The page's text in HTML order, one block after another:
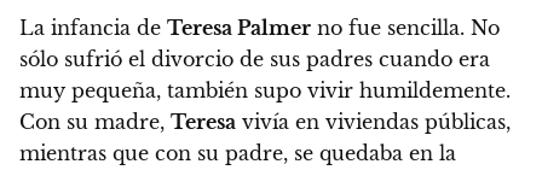
La infancia de Teresa Palmer no fue sencilla. No
sólo sufrió el divorcio de sus padres cuando era
muy pequeña, también supo vivir humildemente.
Con su madre, Teresa vivía en viviendas públicas,
mientras que con su padre, se quedaba en la